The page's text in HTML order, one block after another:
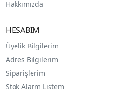
Hakkımızda
HESABIM
Üyelik Bilgilerim
Adres Bilgilerim
Siparişlerim
Stok Alarm Listem